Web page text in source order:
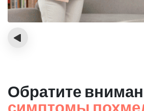
‹
Обратите
симптомы